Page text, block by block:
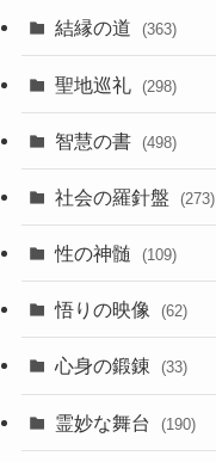
結縁の道 (363)
聖地巡礼 (298)
智慧の書 (498)
社会の羅針盤 (273)
性の神髄 (109)
悟りの映像 (62)
心身の鍛錬 (33)
霊妙な舞台 (190)